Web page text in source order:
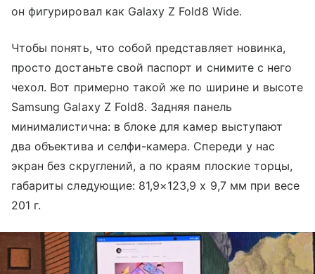
он фигурировал как Galaxy Z Fold8 Wide.
Чтобы понять, что собой представляет новинка,
просто достаньте свой паспорт и снимите с него
чехол. Вот примерно такой же по ширине и высоте
Samsung Galaxy Z Fold8. Задняя панель
минималистична: в блоке для камер выступают
два объектива и селфи-камера. Спереди у нас
экран без скруглений, а по краям плоские торцы,
габариты следующие: 81,9×123,9 х 9,7 мм при весе
201 г.